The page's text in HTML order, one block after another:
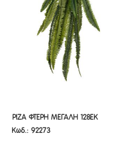
ΡΙΖΑ ΦΤΕΡΗ ΜΕΓΑΛΗ 128ΕΚ
ΡΙΖΑ ΦΤΕΡΗ ΜΕΓΑΛΗ 128ΕΚ
Κωδ.: 92273